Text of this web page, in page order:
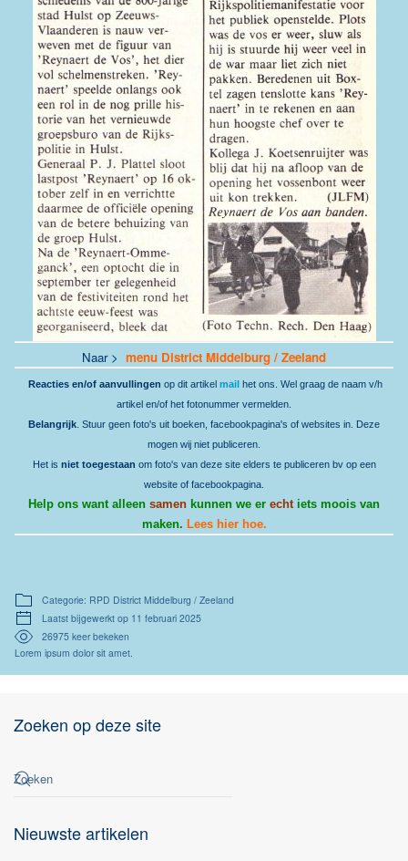
Naar > menu District Middelburg / Zeeland
Reacties en/of aanvullingen op dit artikel mail het ons. Wel graag de naam v/h
artikel en/of het fotonummer vermelden.
Belangrijk . Stuur geen foto's uit boeken, facebookpagina's of websites in. Deze
mogen wij niet publiceren.
Het is niet toegestaan om foto's van deze site elders te publiceren bv op een
website of facebookpagina.
Help ons want alleen samen kunnen we er echtiets moois van
maken. Lees hier hoe.
Categorie: RPD District Middelburg / Zeeland
Laatst bijgewerkt op 11 februari 2025
26975 keer bekeken
Lorem ipsum dolor sit amet.
Zoeken op deze site
Nieuwste artikelen